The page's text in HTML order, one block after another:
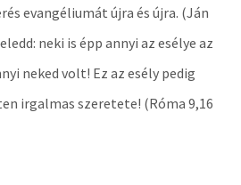
evangéliumát újra és újra. (Ján
neki is épp annyi az esélye az
neked volt! Ez az esély pedig
irgalmas szeretete! (Róma 9,16